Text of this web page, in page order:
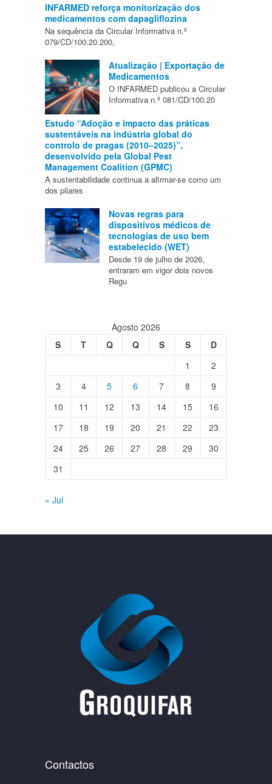
INFARMED reforça monitorização dos
medicamentos com dapagliflozina
Na sequência da Circular Informativa n.º
079/CD/100.20.200,
Atualização | Exportação de
Medicamentos
O INFARMED publicou a Circular
Informativa n.º 081/CD/100.20
Estudo “Adoção e impacto das práticas
sustentáveis na indústria global do
controlo de pragas (2010–2025)”,
desenvolvido pela Global Pest
Management Coalition (GPMC)
A sustentabilidade continua a afirmar-se como um
dos pilares
Novas regras para
dispositivos médicos de
tecnologias de uso bem
estabelecido (WET)
Desde 19 de julho de 2026,
entraram em vigor dois novos
Regu
Agosto 2026
S
T Q Q S S
D
1
2
3
4 5 6 7 8
9
10
11 12 13 14 15
16
17
18 19 20 21 22
23
24
25 26 27 28 29
30
31
« Jul
Contactos